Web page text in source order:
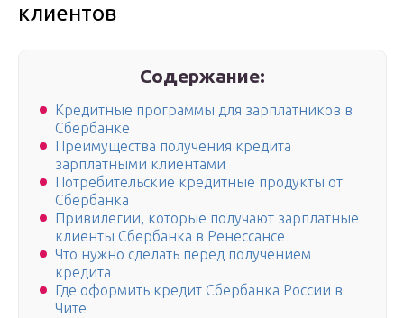
клиентов
Содержание:
Кредитные программы для зарплатников в
Сбербанке
Преимущества получения кредита
зарплатными клиентами
Потребительские кредитные продукты от
Сбербанка
Привилегии, которые получают зарплатные
клиенты Сбербанка в Ренессансе
Что нужно сделать перед получением
кредита
Где оформить кредит Сбербанка России в
Чите